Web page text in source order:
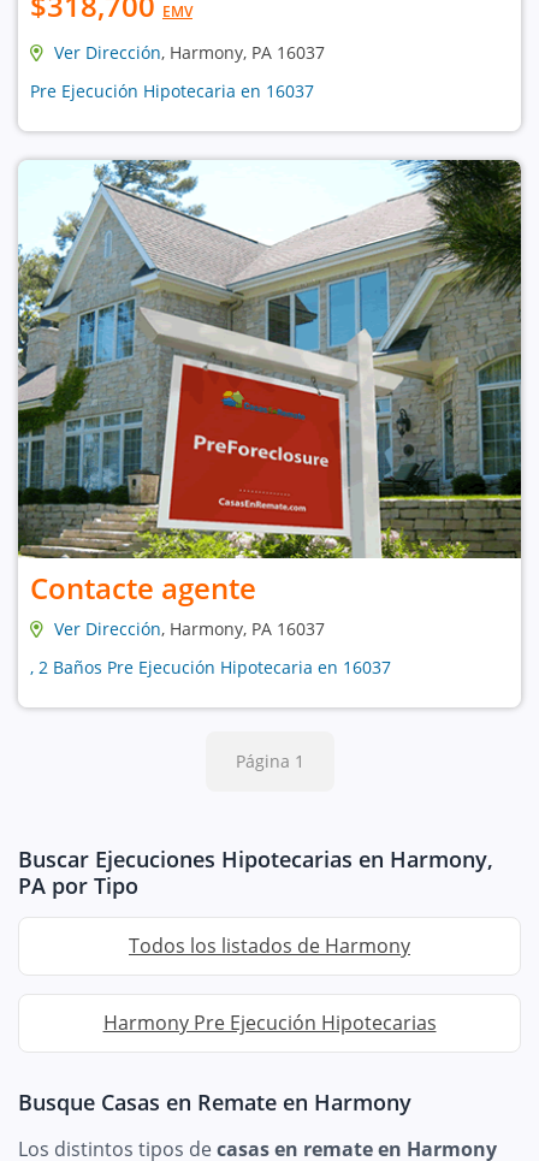
EMV
Ver Dirección, Harmony, PA 16037
Pre Ejecución Hipotecaria en 16037
Contacte agente
Ver Dirección, Harmony, PA 16037
, 2 Baños Pre Ejecución Hipotecaria en 16037
Página 1
Buscar Ejecuciones Hipotecarias en Harmony,
PA por Tipo
Todos los listados de Harmony
Harmony Pre Ejecución Hipotecarias
Busque Casas en Remate en Harmony
Los distintos tipos decasas en remate en Harmony